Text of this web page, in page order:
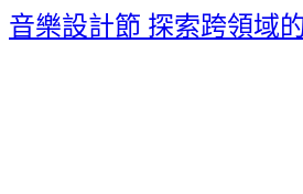
音樂設計節 探索跨領域